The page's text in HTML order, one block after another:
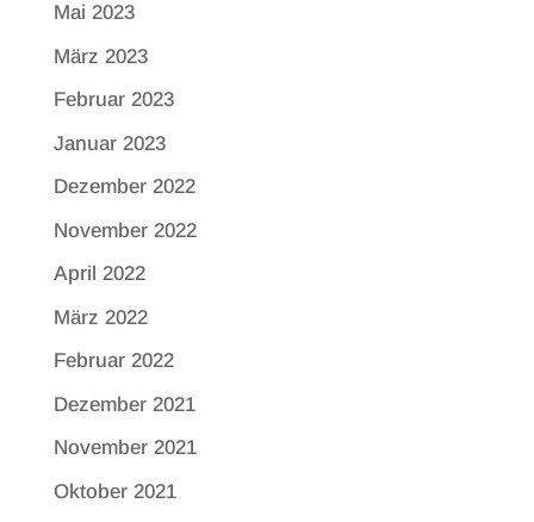
Mai 2023
März 2023
Februar 2023
Januar 2023
Dezember 2022
November 2022
April 2022
März 2022
Februar 2022
Dezember 2021
November 2021
Oktober 2021